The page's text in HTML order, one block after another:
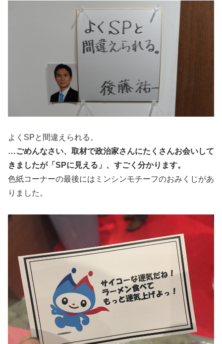
よくSPと間違えられる。
…ごめんなさい、取材で政治家さんにたくさんお会いして
きましたが「SPに見える」、すごく分かります。
色紙コーナーの最後にはミンシンモチーフのおみくじがあ
りました。